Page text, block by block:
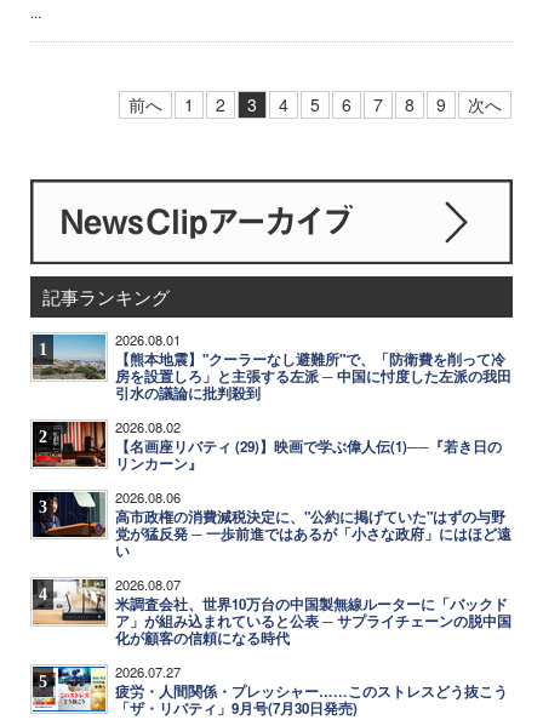
...
前へ 1 2 3 4 5 6 7 8 9 次へ
記事ランキング
1 2026.08.01
【熊本地震】"クーラーなし避難所"で、「防衛費を削って冷
房を設置しろ」と主張する左派 ─ 中国に忖度した左派の我田
引水の議論に批判殺到
2 2026.08.02
【名画座リバティ (29)】映画で学ぶ偉人伝(1)──『若き日の
リンカーン』
3 2026.08.06
高市政権の消費減税決定に、"公約に掲げていた"はずの与野
党が猛反発 ─ 一歩前進ではあるが「小さな政府」にはほど遠
い
4 2026.08.07
米調査会社、世界10万台の中国製無線ルーターに「バックド
ア」が組み込まれていると公表 ─ サプライチェーンの脱中国
化が顧客の信頼になる時代
5 2026.07.27
疲労・人間関係・プレッシャー……このストレスどう抜こう
「ザ・リバティ」9月号(7月30日発売)